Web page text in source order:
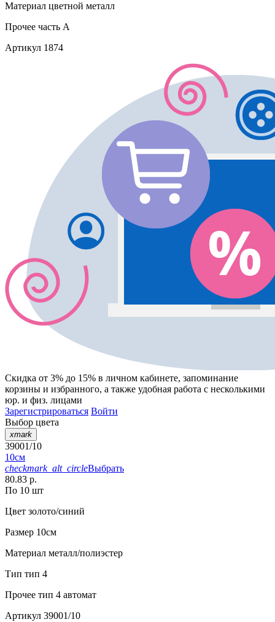
Материал цветной металл
Прочее часть A
Артикул 1874
Скидка от 3% до 15% в личном кабинете, запоминание
корзины и избранного, а также удобная работа с несколькими
юр. и физ. лицами
Зарегистрироваться Войти
Выбор цвета
xmark
39001/10
10см
checkmark_alt_circleВыбрать
80.83 р.
По 10 шт
Цвет золото/синий
Размер 10см
Материал металл/полиэстер
Тип тип 4
Прочее тип 4 автомат
Артикул 39001/10